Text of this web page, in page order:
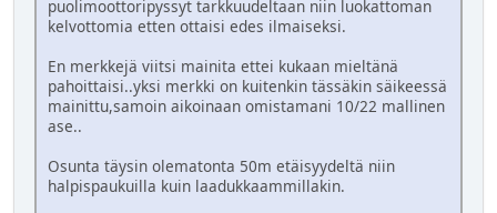
puolimoottoripyssyt tarkkuudeltaan niin luokattoman
kelvottomia etten ottaisi edes ilmaiseksi.
En merkkejä viitsi mainita ettei kukaan mieltänä
pahoittaisi..yksi merkki on kuitenkin tässäkin säikeessä
mainittu,samoin aikoinaan omistamani 10/22 mallinen
ase..
Osunta täysin olematonta 50m etäisyydeltä niin
halpispaukuilla kuin laadukkaammillakin.